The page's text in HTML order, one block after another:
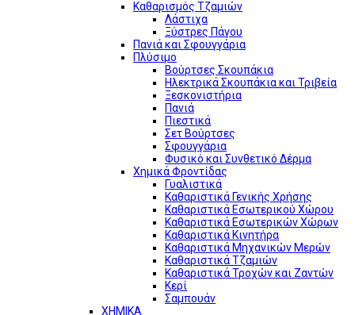
Καθαρισμός Τζαμιών
Λάστιχα
Ξύστρες Πάγου
Πανιά και Σφουγγάρια
Πλύσιμο
Βούρτσες Σκουπάκια
Ηλεκτρικά Σκουπάκια και Τριβεία
Ξεσκονιστήρια
Πανιά
Πιεστικά
Σετ Βούρτσες
Σφουγγάρια
Φυσικό και Συνθετικό Δέρμα
Χημικά Φροντίδας
Γυαλιστικά
Καθαριστικά Γενικής Χρήσης
Καθαριστικά Εσωτερικού Χώρου
Καθαριστικά Εσωτερικών Χώρων
Καθαριστικά Κινητήρα
Καθαριστικά Μηχανικών Μερών
Καθαριστικά Τζαμιών
Καθαριστικά Τροχών και Ζαντών
Κερί
Σαμπουάν
ΧΗΜΙΚΑ